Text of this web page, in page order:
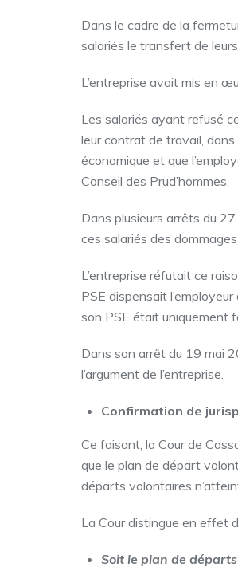
Dans le cadre de la
salariés le transfert de
L’entreprise avait mis en
Les salariés ayant refusé
leur contrat de travail,
économique et que
Conseil des Prud’hommes.
Dans plusieurs arrêts du
ces salariés des
L’entreprise réfutait ce
PSE dispensait
son PSE était uniquement
Dans son arrêt du 19 mai
l’argument de l’entreprise.
Confirmation de
Ce faisant, la Cour de
que le plan de départ
départs volontaires
La Cour distingue en effet
Soit le plan de